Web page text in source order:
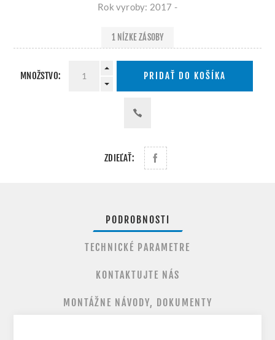
Rok vyroby: 2017 -
1 NÍZKE ZÁSOBY
MNOŽSTVO: PRIDAŤ DO KOŠÍKA
ZDIEĽAŤ:
PODROBNOSTI
TECHNICKÉ PARAMETRE
KONTAKTUJTE NÁS
MONTÁŽNE NÁVODY, DOKUMENTY